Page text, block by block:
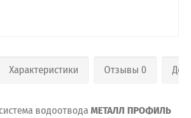
Характеристики Отзывы 0
водоотводаМЕТАЛЛ ПРОФИЛЬ